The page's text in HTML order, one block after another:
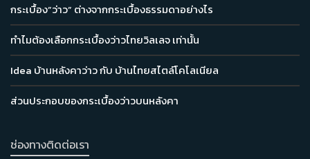
กระเบื้อง”ว่าว” ต่างจากกระเบื้องธรรมดาอย่างไร
ทำไมต้องเลือกกระเบื้องว่าวไทยวิลเลจ เท่านั้น
Idea บ้านหลังคาว่าว กับ บ้านไทยสไตล์โคโลเนียล
ส่วนประกอบของกระเบื้องว่าวบนหลังคา
ช่องทางติดต่อเรา